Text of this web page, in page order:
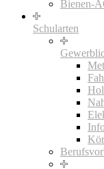
Bienen-
Schularten